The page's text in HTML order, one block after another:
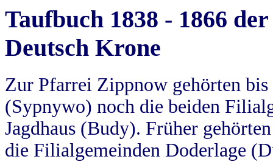
Taufbuch 1838 - 1866
Deutsch Krone
Zur Pfarrei Zippnow gehörten
(Sypnywo) noch die beiden
Jagdhaus (Budy). Früher
die Filialgemeinden Doderlage